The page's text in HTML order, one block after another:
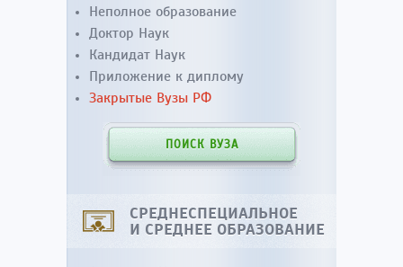
Неполное образование
Доктор Наук
Кандидат Наук
Приложение к диплому
Закрытые Вузы РФ
ПОИСК ВУЗА
СРЕДНЕСПЕЦИАЛЬНОЕ
И СРЕДНЕЕ ОБРАЗОВАНИЕ